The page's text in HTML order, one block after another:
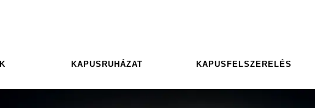
KAPUSRUHÁZAT KAPUSFELSZERELÉS